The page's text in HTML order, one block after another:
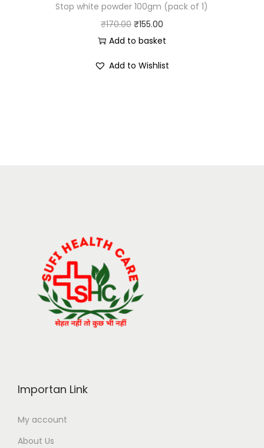
Stop white powder 100gm (pack of 1)
₹170.00 ₹155.00
Add to basket
Add to Wishlist
Importan Link
My account
About Us